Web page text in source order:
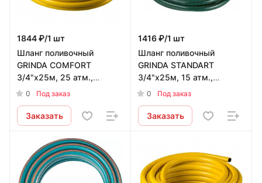
1844 ₽/1 шт
Шланг поливочный
GRINDA COMFORT
3/4"х25м, 25 атм.,
армированный, 3-х
0 Под заказ
Заказать
1416 ₽/1 шт
Шланг поливочный
GRINDA STANDART
3/4"х25м, 15 атм.,
армированный, 3-х
0 Под заказ
Заказать